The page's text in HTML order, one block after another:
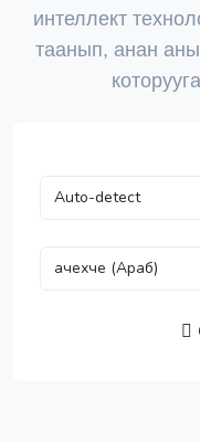
интеллект
таанып, анан аны